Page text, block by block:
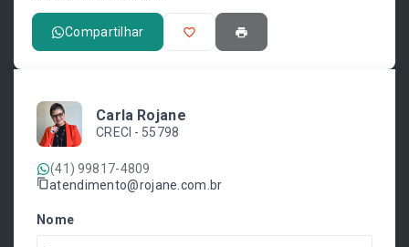
Compartilhar
Carla Rojane
CRECI - 55798
(41) 99817-4809
atendimento@rojane.com.br
Nome